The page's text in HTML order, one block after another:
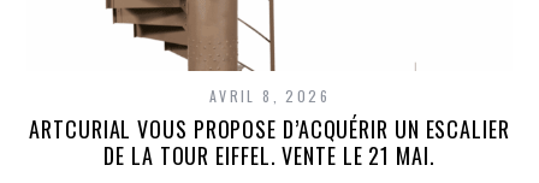
AVRIL 8, 2026
ARTCURIAL VOUS PROPOSE D’ACQUÉRIR UN ESCALIER
DE LA TOUR EIFFEL. VENTE LE 21 MAI.